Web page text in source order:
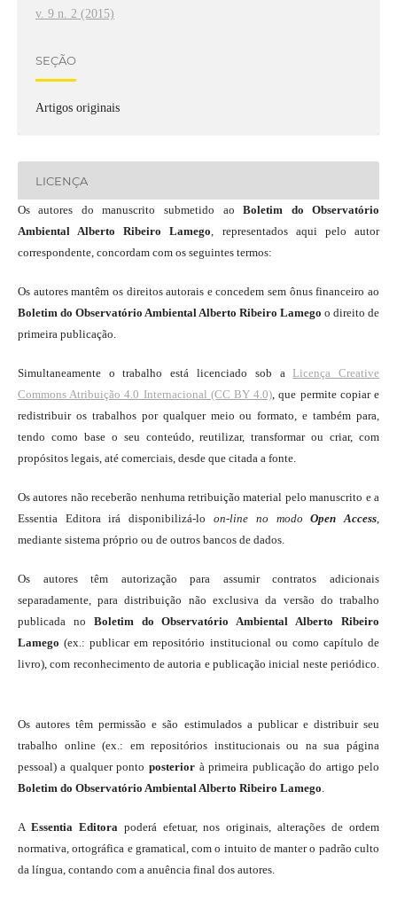
v. 9 n. 2 (2015)
SEÇÃO
Artigos originais
LICENÇA
Os autores do manuscrito submetido aoBoletim do Observatório
Ambiental Alberto Ribeiro Lamego, representados aqui pelo autor
correspondente, concordam com os seguintes termos:
Os autores mantêm os direitos autorais e concedem sem ônus financeiro ao
Boletim do Observatório Ambiental Alberto Ribeiro Lamegoo direito de
primeira publicação.
Simultaneamente o trabalho está licenciado sob a Licença Creative
Commons Atribuição 4.0 Internacional (CC BY 4.0), que permite copiar e
redistribuir os trabalhos por qualquer meio ou formato, e também para,
tendo como base o seu conteúdo, reutilizar, transformar ou criar, com
propósitos legais, até comerciais, desde que citada a fonte.
Os autores não receberão nenhuma retribuição material pelo manuscrito e a
Essentia Editora irá disponibilizá-lo on-line no modo Open Access,
mediante sistema próprio ou de outros bancos de dados.
Os autores têm autorização para assumir contratos adicionais
separadamente, para distribuição não exclusiva da versão do trabalho
publicada no Boletim do Observatório Ambiental Alberto Ribeiro
Lamego (ex.: publicar em repositório institucional ou como capítulo de
livro), com reconhecimento de autoria e publicação inicial neste periódico.
Os autores têm permissão e são estimulados a publicar e distribuir seu
trabalho online (ex.: em repositórios institucionais ou na sua página
pessoal) a qualquer ponto posterior à primeira publicação do artigo pelo
Boletim do Observatório Ambiental Alberto Ribeiro Lamego.
A Essentia Editorapoderá efetuar, nos originais, alterações de ordem
normativa, ortográfica e gramatical, com o intuito de manter o padrão culto
da língua, contando com a anuência final dos autores.